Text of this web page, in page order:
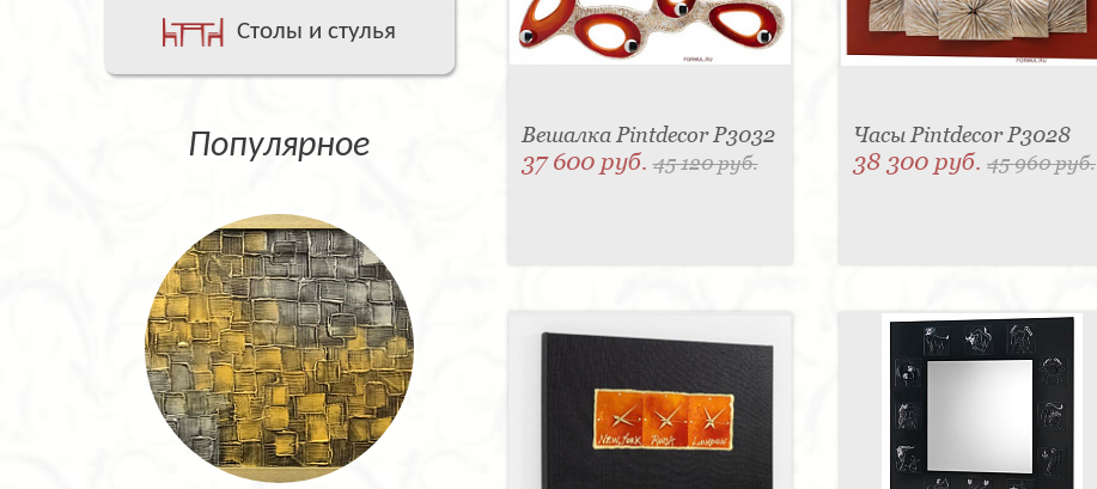
Столы и стулья
Популярное Вешалка Pintdecor P3032
37 600 руб.45 120 руб.
Часы Pintdecor P3028
38 300 руб. 45 960 руб.